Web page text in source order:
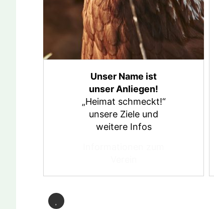
Unser Name ist
unser Anliegen!
„Heimat schmeckt!“
unsere Ziele und
weitere Infos